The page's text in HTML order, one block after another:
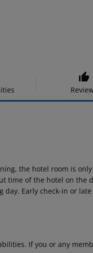
the hotel room is
time of the hotel on the
Early check-in or
If you or any